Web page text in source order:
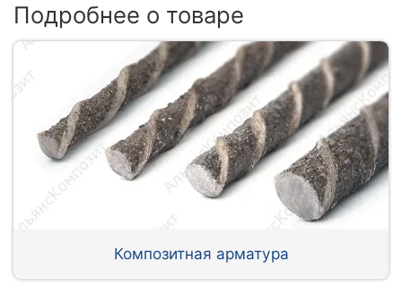
Подробнее о товаре
Композитная арматура